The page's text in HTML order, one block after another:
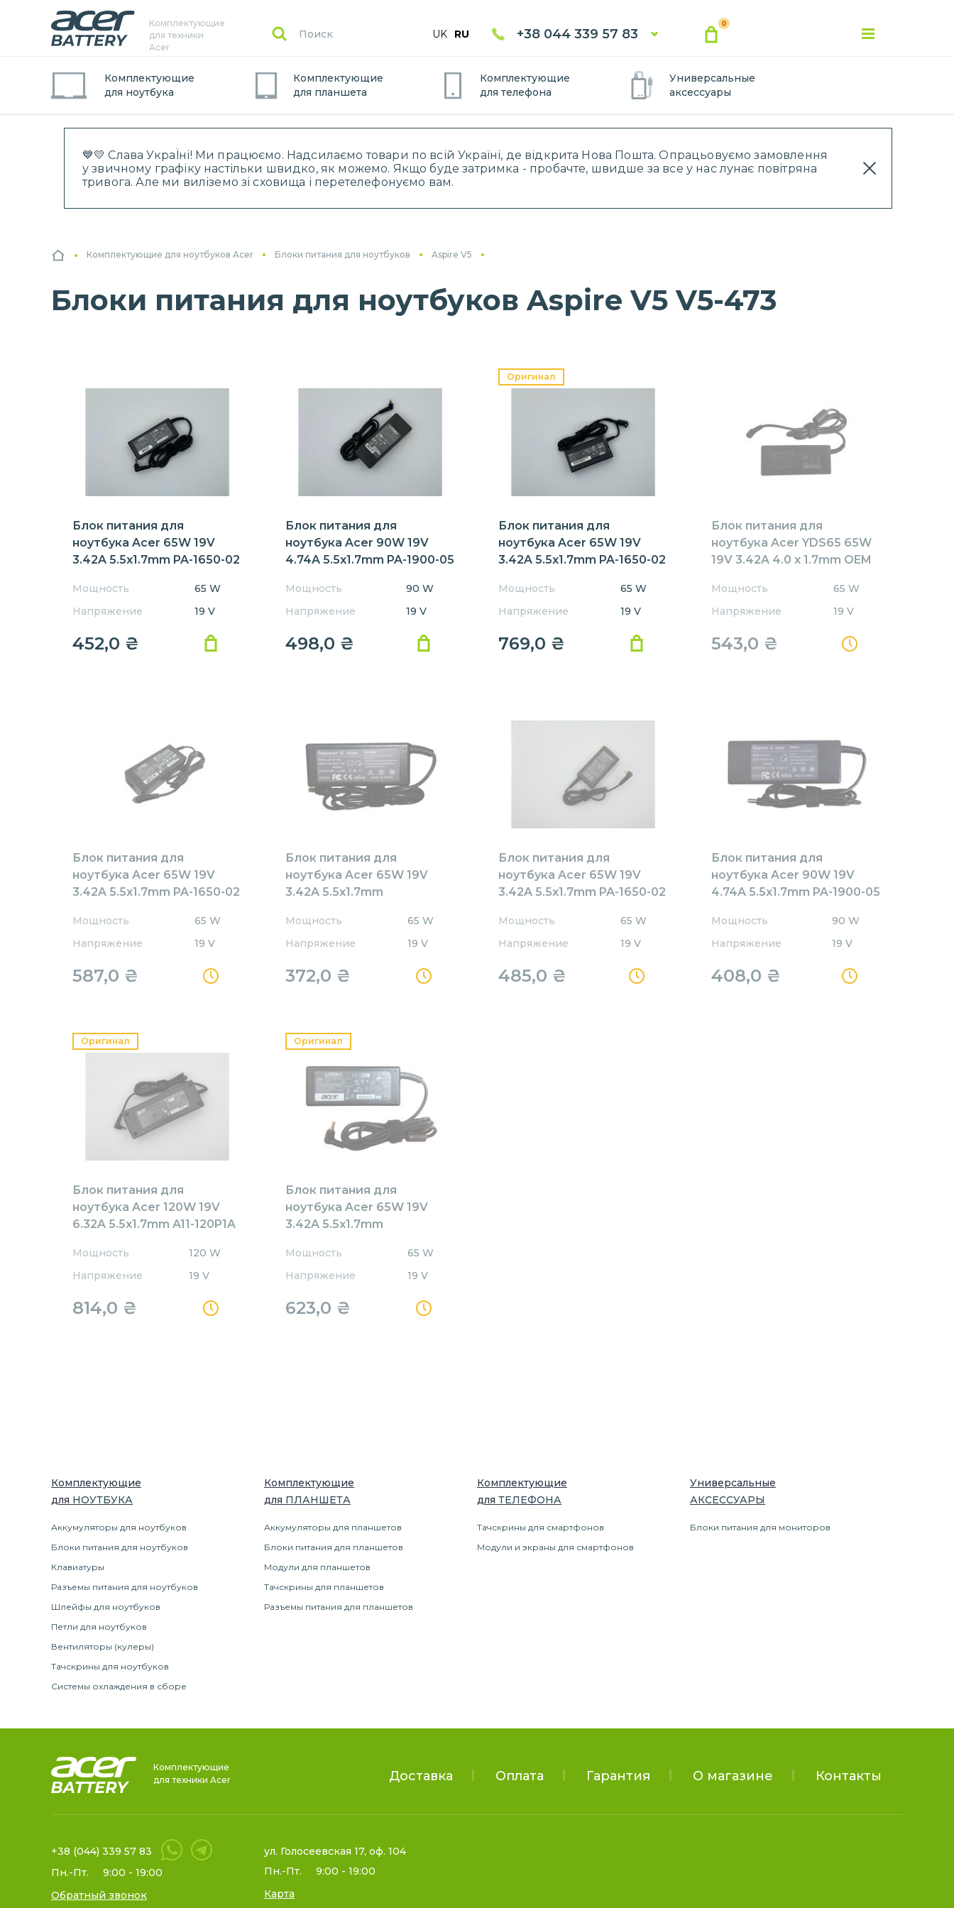
💙💛 Слава УкраЇні! Ми працюємо. Надсилаємо товари по всій Україні, де відкрита Нова Пошта. Опрацьовуємо замовлення
у звичному графіку настільки швидко, як можемо. Якщо буде затримка - пробачте, швидше за все у нас лунає повітряна
тривога. Але ми виліземо зі сховища і перетелефонуємо вам.
Комплектующие
для техники
Acer
UK RU +38 044 339 57 83
0
Комплектующие
для ноутбука
Комплектующие
для планшета
Комплектующие
для телефона
Универсальные
аксессуары
Комплектующие для ноутбуков Acer Блоки питания для ноутбуков Aspire V5
Блоки питания для ноутбуков Aspire V5 V5-473
Блок питания для
ноутбука Acer 65W 19V
3.42A 5.5x1.7mm PA-1650-02
Мощность
65 W
Напряжение
19 V
452,0 ₴
Блок питания для
ноутбука Acer 90W 19V
4.74A 5.5x1.7mm PA-1900-05
Мощность
90 W
Напряжение
19 V
498,0 ₴
Оригинал
Блок питания для
ноутбука Acer 65W 19V
3.42A 5.5x1.7mm PA-1650-02
Мощность
65 W
Напряжение
19 V
769,0 ₴
Блок питания для
ноутбука Acer YDS65 65W
19V 3.42A 4.0 x 1.7mm OEM
Мощность
65 W
Напряжение
19 V
543,0 ₴
Блок питания для
ноутбука Acer 65W 19V
3.42A 5.5x1.7mm PA-1650-02
Мощность
65 W
Напряжение
19 V
587,0 ₴
Блок питания для
ноутбука Acer 65W 19V
3.42A 5.5x1.7mm
REPLACEMENT
Мощность
65 W
Напряжение
19 V
372,0 ₴
Блок питания для
ноутбука Acer 65W 19V
3.42A 5.5x1.7mm PA-1650-02
Мощность
65 W
Напряжение
19 V
485,0 ₴
Блок питания для
ноутбука Acer 90W 19V
4.74A 5.5x1.7mm PA-1900-05
Мощность
90 W
Напряжение
19 V
408,0 ₴
Оригинал
Блок питания для
ноутбука Acer 120W 19V
6.32A 5.5x1.7mm A11-120P1A
Мощность
120 W
Напряжение
19 V
814,0 ₴
Оригинал
Блок питания для
ноутбука Acer 65W 19V
3.42A 5.5x1.7mm
Мощность
65 W
Напряжение
19 V
623,0 ₴
Комплектующие
для НОУТБУКА
Аккумуляторы для ноутбуков
Блоки питания для ноутбуков
Клавиатуры
Разъемы питания для ноутбуков
Шлейфы для ноутбуков
Петли для ноутбуков
Вентиляторы (кулеры)
Тачскрины для ноутбуков
Системы охлаждения в сборе
Комплектующие
для ПЛАНШЕТА
Аккумуляторы для планшетов
Блоки питания для планшетов
Модули для планшетов
Тачскрины для планшетов
Разъемы питания для планшетов
Комплектующие
для ТЕЛЕФОНА
Тачскрины для смартфонов
Модули и экраны для смартфонов
Универсальные
АКСЕССУАРЫ
Блоки питания для мониторов
Комплектующие
для техники Acer
Доставка Оплата Гарантия О магазине Контакты
+38 (044) 339 57 83
Пн.-Пт.
9:00 - 19:00
Обратный звонок
ул. Голосеевская 17, оф. 104
Пн.-Пт.
9:00 - 19:00
Карта